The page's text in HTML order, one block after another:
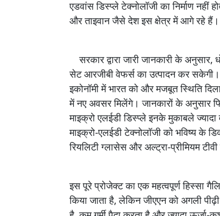
एडवांस डिस्प्ले टेक्नोलॉजी का निर्माण
और ताइवान जैसे देश इस क्षेत्र में आगे रहे हैं।
सरकार द्वारा जारी जानकारी के
सेट आरजीबी वेफर्स का उत्पादन कर
इकोनॉमी में भारत को और मजबूत स्थिति
में नए अवसर मिलेंगे। जानकारों के अनुसार
माइक्रो एलईडी डिस्प्ले इनके मुकाबले
माइक्रो-एलईडी टेक्नोलॉजी को भविष्य के
रियलिटी ग्लासेस और अल्ट्रा-प्रीमियम
इस पूरे प्रोजेक्ट का एक महत्वपूर्ण हिस्सा
किया जाता है, लेकिन जीएएन को अगली